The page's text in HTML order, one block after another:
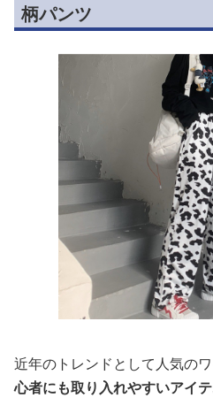
柄パンツ
近年のトレンドとして人気の
心者にも取り入れやすいアイ